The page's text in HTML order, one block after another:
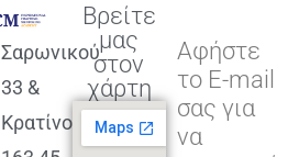
Σαρωνικού
33 &
Κρατίνου
Βρείτε
μας
στον
χάρτη
Αφήστε
το E-mail
σας για
να